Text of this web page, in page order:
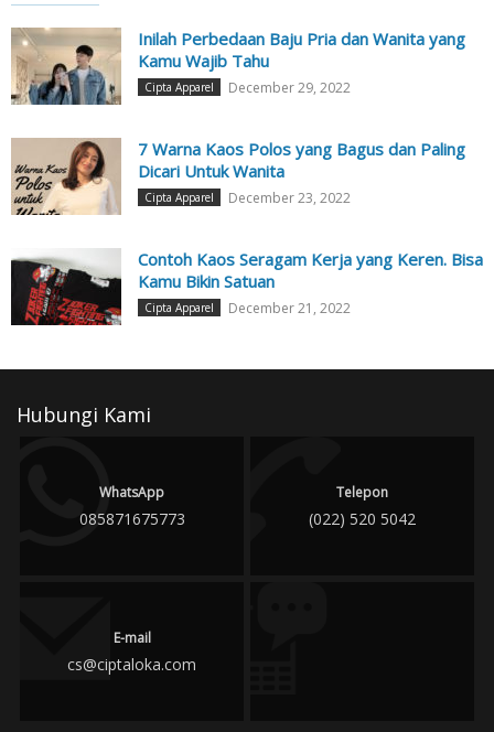
Inilah Perbedaan Baju Pria dan Wanita yang
Kamu Wajib Tahu
Cipta Apparel December 29, 2022
7 Warna Kaos Polos yang Bagus dan Paling
Dicari Untuk Wanita
Cipta Apparel December 23, 2022
Contoh Kaos Seragam Kerja yang Keren. Bisa
Kamu Bikin Satuan
Cipta Apparel December 21, 2022
Hubungi Kami
WhatsApp
085871675773
Telepon
(022) 520 5042
E-mail
cs@ciptaloka.com